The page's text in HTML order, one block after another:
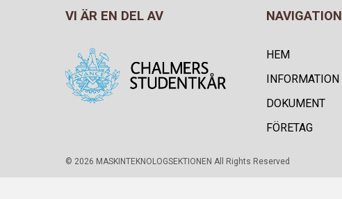
VI ÄR EN DEL AV NAVIGATION
HEM
INFORMATION
DOKUMENT
FÖRETAG
© 2026 MASKINTEKNOLOGSEKTIONEN All Rights Reserved